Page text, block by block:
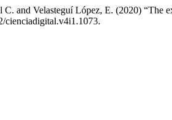
and Velasteguí López, E. (2020) “The
cienciadigital.v4i1.1073.